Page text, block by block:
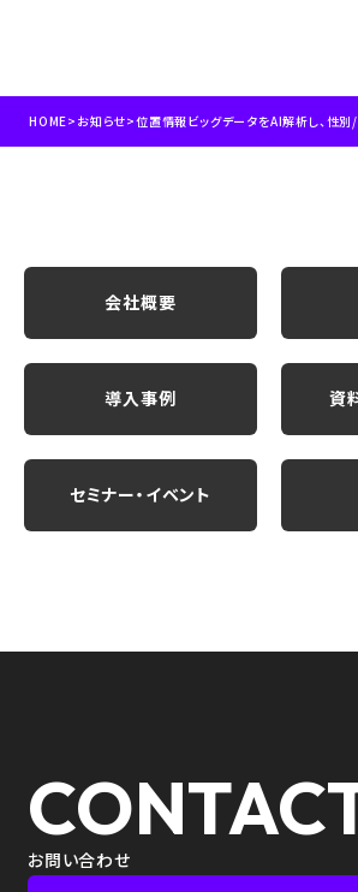
HOME> お知らせ>
会社概要
導入事例 資
セミナー・イベント
お問い合わせ